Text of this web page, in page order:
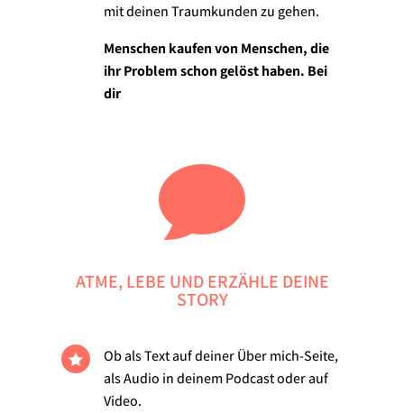
mit deinen Traumkunden zu gehen.
Menschen kaufen von Menschen, die
ihr Problem schon gelöst haben. Bei
dir

ATME, LEBE UND ERZÄHLE DEINE
STORY

Ob als Text auf deiner Über mich-Seite,
als Audio in deinem Podcast oder auf
Video.